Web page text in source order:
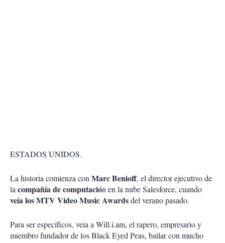
ESTADOS UNIDOS.
La historia comienza conMarc Benioff, el director ejecutivo de
lacompañía de computación en la nube Salesforce, cuando
veía los MTV Video Music Awardsdel verano pasado.
Para ser específicos, veía a Will.i.am, el rapero, empresario y
miembro fundador de los Black Eyed Peas, bailar con mucho